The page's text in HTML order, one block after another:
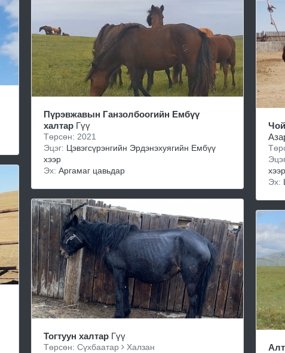
Пүрэвжавын Ганзолбоогийн Ембүү
халтарГүү
Төрсөн: 2021
Эцэг: Цэвэгсүрэнгийн Эрдэнэхуягийн Ембүү
хээр
Эх: Аргамаг цавьдар
Тогтуун халтарГүү
Төрсөн: Сүхбаатар Халзан
хээр
Эх: